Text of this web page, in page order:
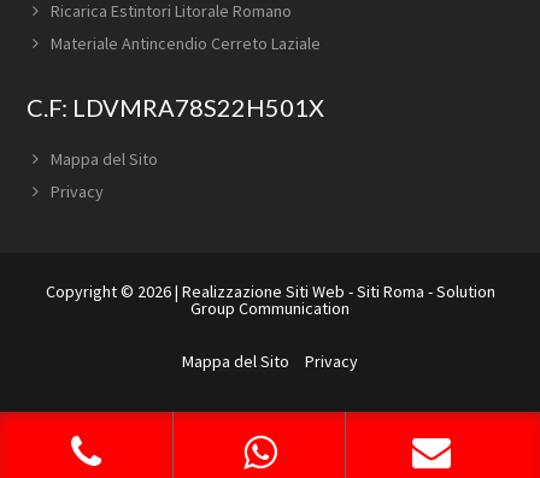
Ricarica Estintori Litorale Romano
Materiale Antincendio Cerreto Laziale
C.F: LDVMRA78S22H501X
Mappa del Sito
Privacy
Copyright © 2026 | Realizzazione Siti Web -Siti Roma -Solution
Group Communication
Mappa del Sito Privacy